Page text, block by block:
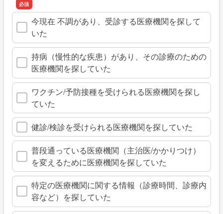
今現在 不調があり、受診する医療機関を探して
いた
持病（慢性的な疾患）があり、その診療のための
医療機関を探していた
ワクチン/予防接種を受けられる医療機関を探し
ていた
健診/検診を受けられる医療機関を探していた
普段通っている医療機関（主治医/かかりつけ）
を変えるために医療機関を探していた
特定の医療機関に関する情報（診療時間、診療内
容など）を探していた